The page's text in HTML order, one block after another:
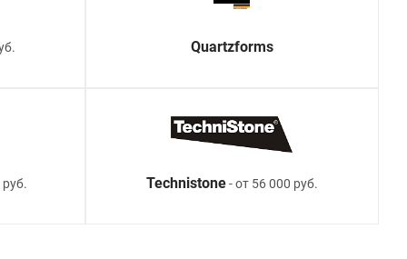
Quartzforms
Technistone- от 56 000 руб.